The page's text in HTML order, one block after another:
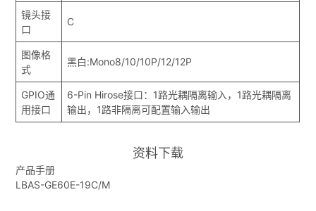
镜头接
口
C
图像格
式
黑白:Mono8/10/10P/12/12P
GPIO通
用接口
6-Pin Hirose接口：1路光耦隔离输入，1路光耦隔离
输出，1路非隔离可配置输入输出
资料下载
产品手册
LBAS-GE60E-19C/M